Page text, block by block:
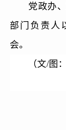
党政办
部门负责人
会。
（文/图